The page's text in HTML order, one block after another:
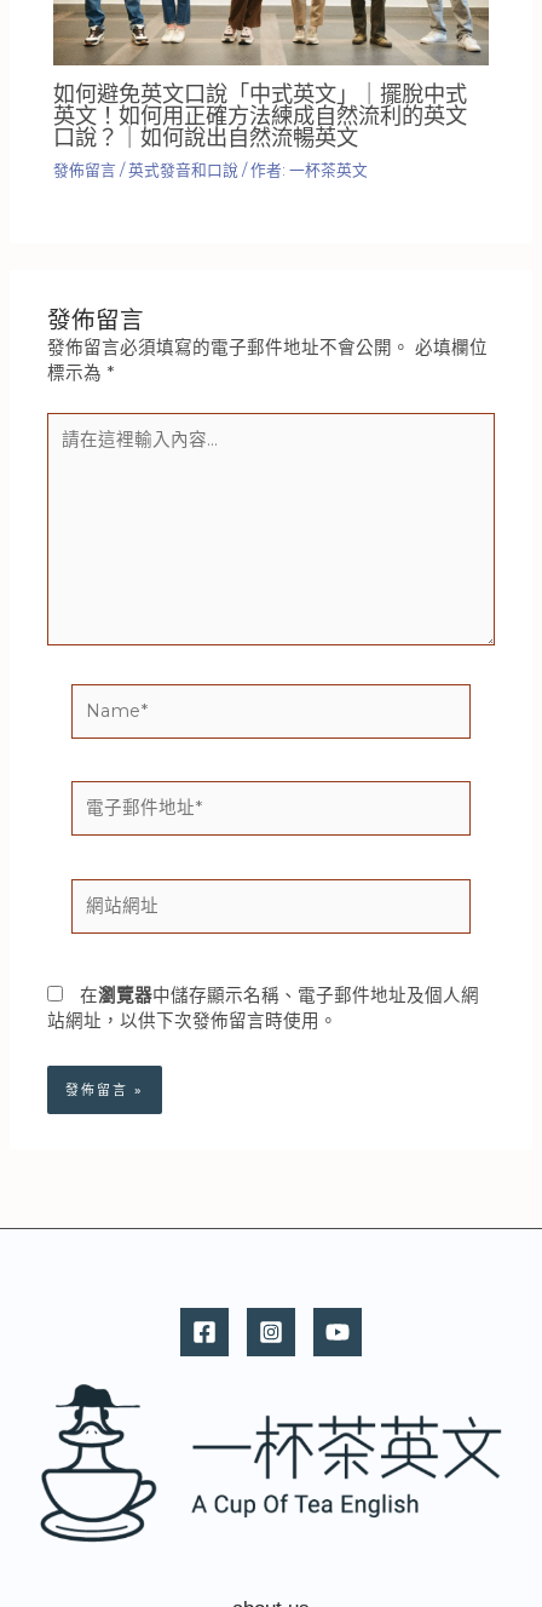
如何避免英文口說「中式英文」｜擺脫中式
英文！如何用正確方法練成自然流利的英文
口說？｜如何說出自然流暢英文
發佈留言 /英式發音和口說 / 作者:一杯茶英文
發佈留言
發佈留言必須填寫的電子郵件地址不會公開。 必填欄位
標示為 *
在
子
郵
地
址
站
網
在瀏覽器中儲存顯示名稱、電子郵件地址及個人網
站網址，以供下次發佈留言時使用。